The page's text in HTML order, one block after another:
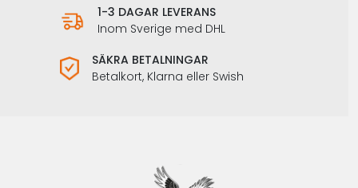
1-3 DAGAR LEVERANS
Inom Sverige med DHL
SÄKRA BETALNINGAR
Betalkort, Klarna eller Swish